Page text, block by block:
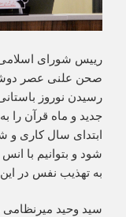
رییس شورای
صحن علنی عصر
رسیدن نوروز
جدید و ماه قرآن را
ابتدای سال کاری و
شود و بتوانیم با
به تهذیب نفس در
سید وحید میرنظامی